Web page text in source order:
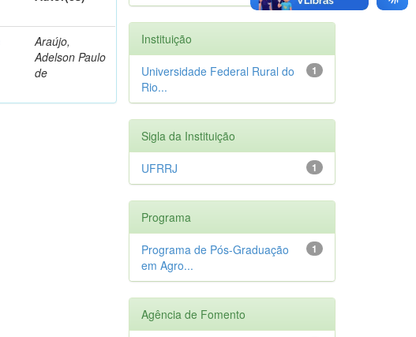
Araújo,
Adelson Paulo
de
Instituição
1
Universidade Federal Rural do
Rio...
Sigla da Instituição
1
UFRRJ
Programa
1
Programa de Pós-Graduação
em Agro...
Agência de Fomento